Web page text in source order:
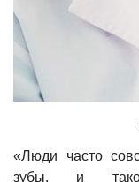
«Люди часто
зубы, и такой